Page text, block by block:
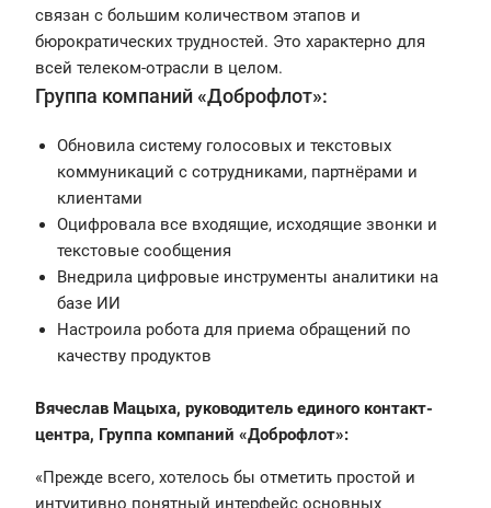
связан с большим количеством этапов и
бюрократических трудностей. Это характерно для
всей телеком-отрасли в целом.
Группа компаний «Доброфлот»:
Обновила систему голосовых и текстовых
коммуникаций с сотрудниками, партнёрами и
клиентами
Оцифровала все входящие, исходящие звонки и
текстовые сообщения
Внедрила цифровые инструменты аналитики на
базе ИИ
Настроила робота для приема обращений по
качеству продуктов
Вячеслав Мацыха, руководитель единого контакт-
центра, Группа компаний «Доброфлот»:
«Прежде всего, хотелось бы отметить простой и
интуитивно понятный интерфейс основных